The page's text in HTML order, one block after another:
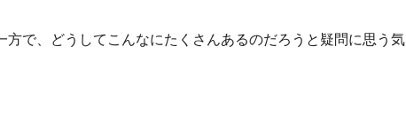
方で、どうしてこんなにたくさんあるのだろうと疑問に思う気